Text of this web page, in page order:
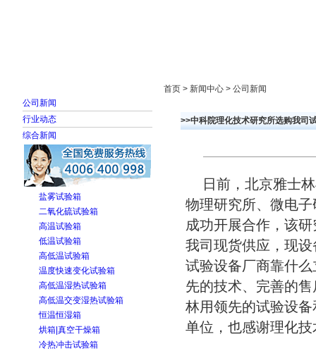
公司新闻
行业动态
综合新闻
盐雾试验箱
二氧化硫试验箱
高温试验箱
低温试验箱
高低温试验箱
温度快速变化试验箱
高低温湿热试验箱
高低温交变湿热试验箱
恒温恒湿箱
烘箱|真空干燥箱
冷热冲击试验箱
首页 > 新闻中心 > 公司新闻
>>中科院理化技术研究所选购我司
日前，北京雅士林
物理研究所、微电
成功开展合作，该
我司现货供应，现
试验设备厂商靠什
先的技术、完善的
林用领先的试验设
单位，也感谢理化